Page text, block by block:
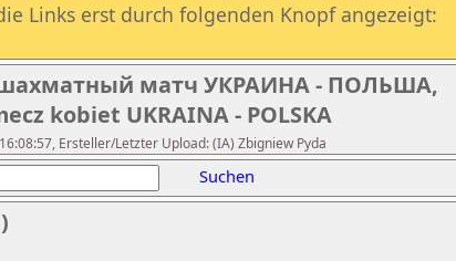
Links erst durch folgenden Knopf angezeigt:
матч УКРАИНА - ПОЛЬША,
kobiet UKRAINA - POLSKA
Ersteller/Letzter Upload: (IA) Zbigniew Pyda
Suchen